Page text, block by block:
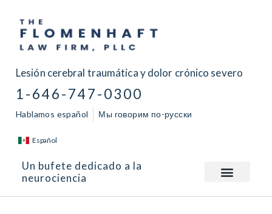
Lesión cerebral traumática y dolor crónico severo
1-646-747-0300
Hablamos español Мы говорим по-русски
Español
Un bufete dedicado a la
neurociencia